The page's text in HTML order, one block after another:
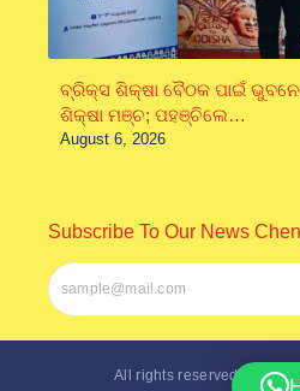
ବ୍ରିକ୍ସ ଶିକ୍ଷା ବୈଠକ ପାଇଁ
ଶିକ୍ଷା ମଞ୍ଚ; ପହଞ୍ଚିଲେ…
August 6, 2026
Subscribe To Our News
All rights reserved.